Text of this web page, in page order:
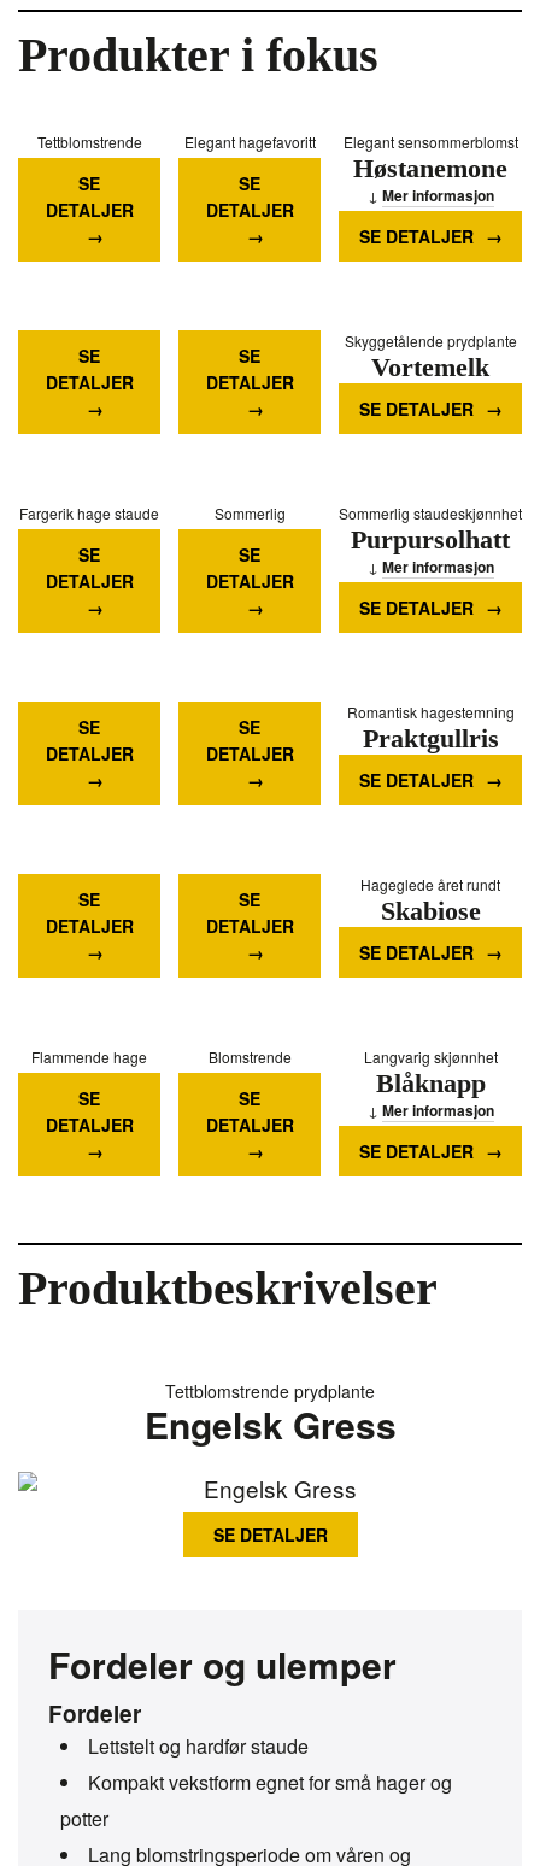
Produkter i fokus
Tettblomstrende
Engelsk
Gress
SE
DETALJER
Mer informasjon
Elegant hagefavoritt
Mørk
Kongelys
SE
DETALJER
Mer informasjon
Elegant sensommerblomst
Høstanemone
SE DETALJER
Mer informasjon
Krypende
Nattlys
SE
DETALJER
Mer informasjon
staudeskjønnhet
Iris
SE
DETALJER
Mer informasjon
Skyggetålende prydplante
Vortemelk
SE DETALJER
Fargerik hage staude
Rørblomst
SE
DETALJER
Mer informasjon
Sommerlig
Staude-
Salvie
SE
DETALJER
Mer informasjon
Sommerlig staudeskjønnhet
Purpursolhatt
SE DETALJER
Mer informasjon
sommerfavoritt
Bergmynte
SE
DETALJER
Mer informasjon
Edelweiss
SE
DETALJER
Mer informasjon
Romantisk hagestemning
Praktgullris
SE DETALJER
staudeskjønnhet
Blyrot
SE
DETALJER
Mer informasjon
Marikåpe
SE
DETALJER
Mer informasjon
Hageglede året rundt
Skabiose
SE DETALJER
Flammende hage
Brennende
Kjærlighet
SE
DETALJER
Mer informasjon
Blomstrende
Nellikrot
SE
DETALJER
Mer informasjon
Langvarig skjønnhet
Blåknapp
SE DETALJER
Mer informasjon
Produktbeskrivelser
Tettblomstrende prydplante
Engelsk Gress
Fordeler og ulemper
Fordeler
Lettstelt og hardfør staude
Kompakt vekstform egnet for små hager og
potter
Lang blomstringsperiode om våren og
SE DETALJER